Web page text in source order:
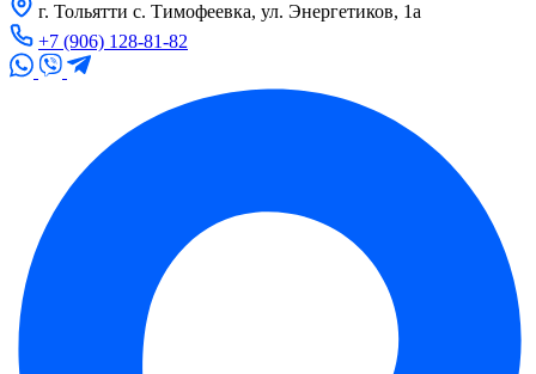
г. Тольятти с. Тимофеевка, ул. Энергетиков, 1а
+7 (906) 128-81-82